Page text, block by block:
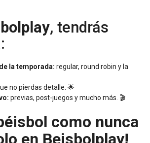
, tendrás
la temporada: regular, round robin y la
no pierdas detalle. 🌟
previas, post-juegos y mucho más. 🎬
como nunca
en Beisbolplay!